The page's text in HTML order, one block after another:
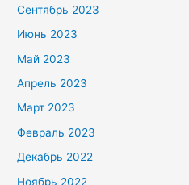
Сентябрь 2023
Июнь 2023
Май 2023
Апрель 2023
Март 2023
Февраль 2023
Декабрь 2022
Ноябрь 2022